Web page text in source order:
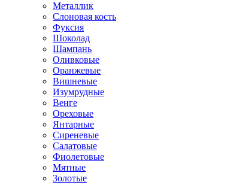
Металлик
Слоновая кость
Фуксия
Шоколад
Шампань
Оливковые
Оранжевые
Вишневые
Изумрудные
Венге
Ореховые
Янтарные
Сиреневые
Салатовые
Фиолетовые
Мятные
Золотые